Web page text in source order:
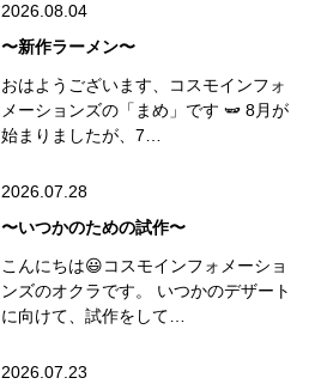
2026.08.04
〜新作ラーメン〜
おはようございます、コスモインフォ
メーションズの「まめ」です 🫛 8月が
始まりましたが、7…
2026.07.28
〜いつかのための試作〜
こんにちは😃コスモインフォメーショ
ンズのオクラです。 いつかのデザート
に向けて、試作をして…
2026.07.23